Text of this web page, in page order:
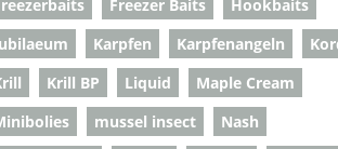
Freezer Baits
Hookbaits
Karpfen Karpfenangeln
Krill BP Liquid
Maple Cream
mussel insect
Nash